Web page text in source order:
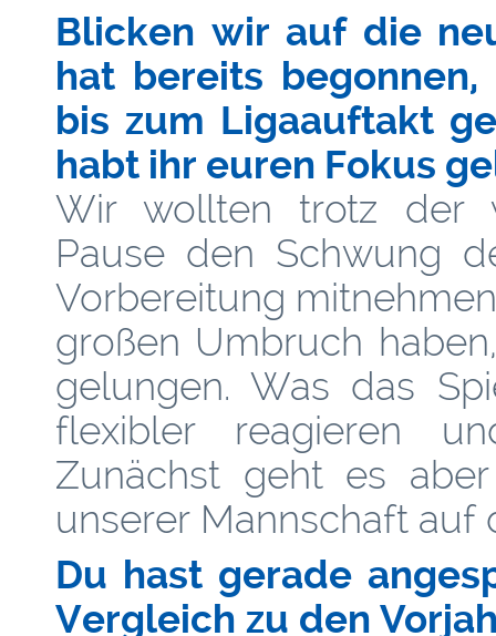
Blicken wir auf die
hat bereits
bis zum Ligaauftakt
habt ihr euren Fokus
Wir wollten trotz der
Pause den Schwung
Vorbereitung
großen Umbruch
gelungen. Was das
flexibler reagieren
Zunächst geht es
unserer Mannschaft auf
Du hast gerade
Vergleich zu den